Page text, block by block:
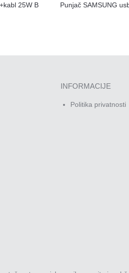
25W B Punjač SAMSUNG
INFORMACIJE
Politika privatnosti